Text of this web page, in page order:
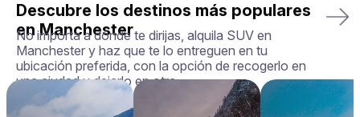
Descubre los destinos más populares
en Manchester
No importa a dónde te dirijas, alquila SUV en
Manchester y haz que te lo entreguen en tu
ubicación preferida, con la opción de recogerlo en
una ciudad y dejarlo en otra.